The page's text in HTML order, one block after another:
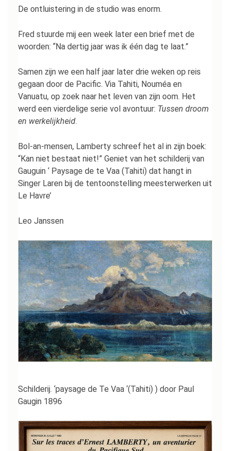
De ontluistering in de studio was enorm.
Fred stuurde mij een week later een brief met de
woorden: “Na dertig jaar was ik één dag te laat.”
Samen zijn we een half jaar later drie weken op reis
gegaan door de Pacific. Via Tahiti, Nouméa en
Vanuatu, op zoek naar het leven van zijn oom. Het
werd een vierdelige serie vol avontuur: Tussen droom
en werkelijkheid.
Bol-an-mensen, Lamberty schreef het al in zijn boek:
“Kan niet bestaat niet!” Geniet van het schilderij van
Gauguin ‘ Paysage de te Vaa (Tahiti) dat hangt in
Singer Laren bij de tentoonstelling meesterwerken uit
Le Havre’
Leo Janssen
Schilderij. ‘paysage de Te Vaa ‘(Tahiti) ) door Paul
Gaugin 1896